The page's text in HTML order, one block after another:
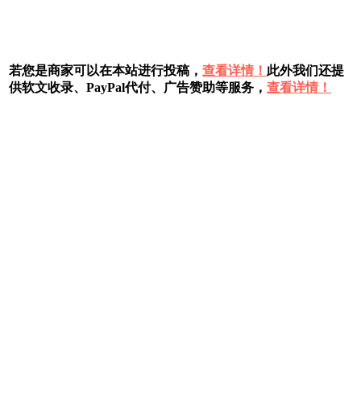
若您是商家可以在本站进行投稿， 查看详情！ 此外我们还提
供软文收录、PayPal代付、广告赞助等服务， 查看详情！